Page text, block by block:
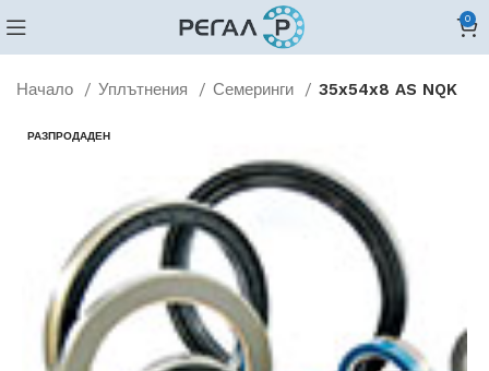
0
Начало Уплътнения Семеринги 35x54x8 AS NQK
РАЗПРОДАДЕН